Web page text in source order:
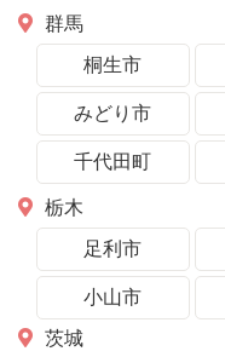
群馬
桐生市
みどり市
千代田町
栃木
足利市
小山市
茨城